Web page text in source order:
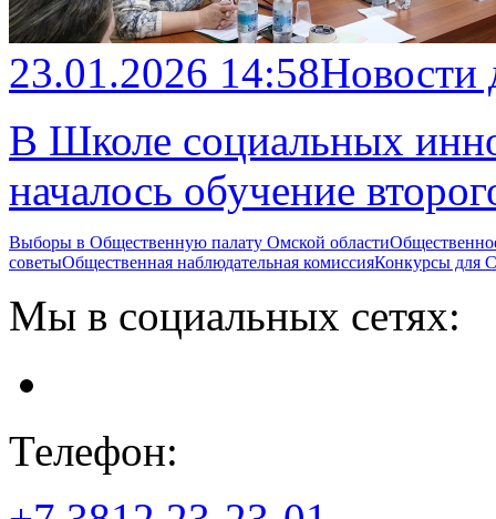
23.01.2026 14:58
В Школе социальных
началось обучение
Выборы в Общественную палату Омской области
советыОбщественная наблюдательная комиссияКонкурсы
Мы в социальных сетях:
Телефон: